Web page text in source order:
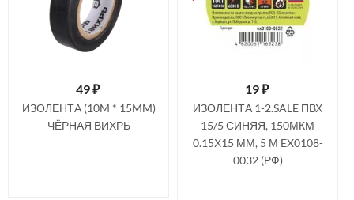
49₽
ИЗОЛЕНТА (10M * 15MM)
ЧЁРНАЯ ВИХРЬ
19₽
ИЗОЛЕНТА 1-2.SALE ПВХ
15/5 СИНЯЯ, 150МКМ
0.15Х15 ММ, 5 М EX0108-
0032 (РФ)